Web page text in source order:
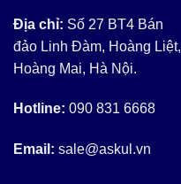
Địa chỉ: Số 27 BT4 Bán
đảo Linh Đàm, Hoàng Liệt,
Hoàng Mai, Hà Nội.
Hotline: 090 831 6668
Email: sale@askul.vn